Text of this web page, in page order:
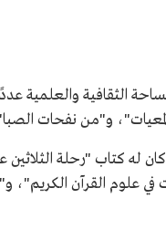
الثقافية والعلمية
و"من نفحات
كان له كتاب "رحلة
في علوم القرآن الكريم"،